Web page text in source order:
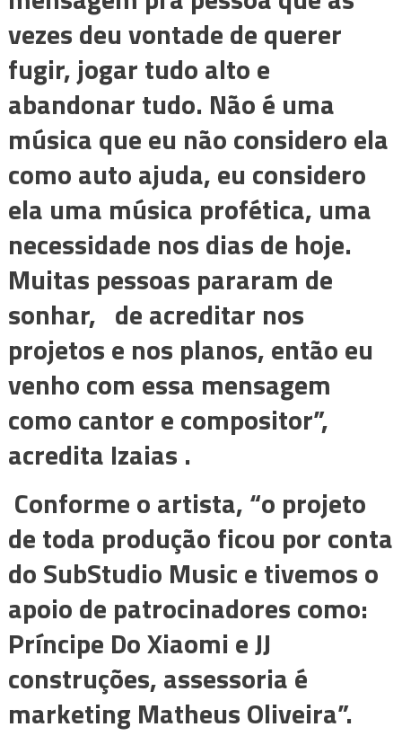
vezes deu vontade de querer
fugir, jogar tudo alto e
abandonar tudo. Não é uma
música que eu não considero ela
como auto ajuda, eu considero
ela uma música profética, uma
necessidade nos dias de hoje.
Muitas pessoas pararam de
sonhar, de acreditar nos
projetos e nos planos, então eu
venho com essa mensagem
como cantor e compositor”,
acredita Izaias .
Conforme o artista, “o projeto
de toda produção ficou por conta
do SubStudio Music e tivemos o
apoio de patrocinadores como:
Príncipe Do Xiaomi e JJ
construções, assessoria é
marketing Matheus Oliveira”.